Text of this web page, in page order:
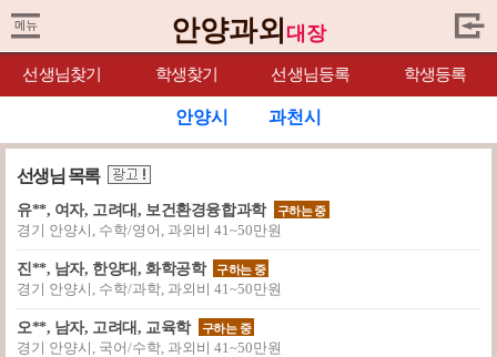
안양과외 대장
선생님찾기 학생찾기 선생님등록 학생등록
안양시 과천시
선생님 목록
유**, 여자, 고려대, 보건환경융합과학 구하는 중
경기 안양시, 수학/영어, 과외비 41~50만원
진**, 남자, 한양대, 화학공학 구하는 중
경기 안양시, 수학/과학, 과외비 41~50만원
오**, 남자, 고려대, 교육학 구하는 중
경기 안양시, 국어/수학, 과외비 41~50만원